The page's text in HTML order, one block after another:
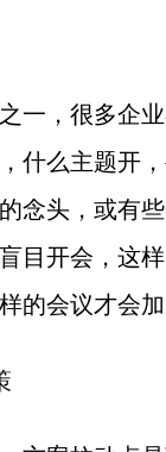
一，很多企
什么主题开
念头，或有
目开会，这
的会议才会加